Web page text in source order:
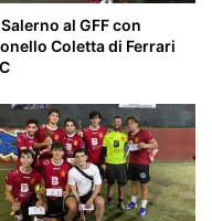
al GFF con
Coletta di Ferrari